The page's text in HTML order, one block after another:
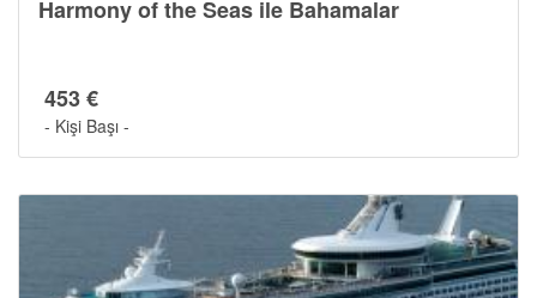
Harmony of the Seas ile Bahamalar
453 €
- Kişi Başı -